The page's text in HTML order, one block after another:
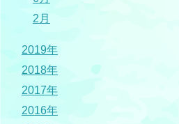
2月
2019年
2018年
2017年
2016年